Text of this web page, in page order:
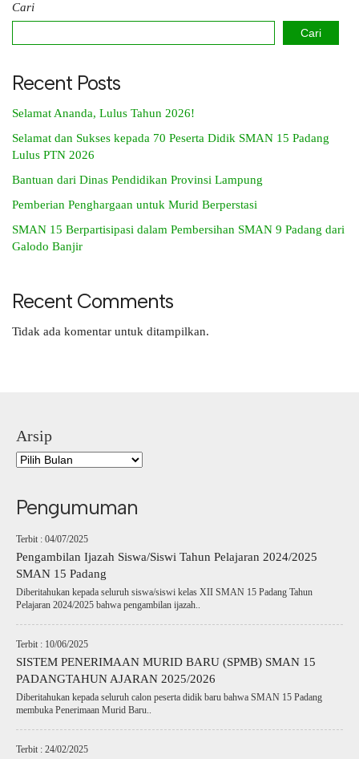
Cari
Cari
Recent Posts
Selamat Ananda, Lulus Tahun 2026!
Selamat dan Sukses kepada 70 Peserta Didik SMAN 15 Padang
Lulus PTN 2026
Bantuan dari Dinas Pendidikan Provinsi Lampung
Pemberian Penghargaan untuk Murid Berperstasi
SMAN 15 Berpartisipasi dalam Pembersihan SMAN 9 Padang dari
Galodo Banjir
Recent Comments
Tidak ada komentar untuk ditampilkan.
Arsip
Pengumuman
Terbit : 04/07/2025
Pengambilan Ijazah Siswa/Siswi Tahun Pelajaran 2024/2025
SMAN 15 Padang
Diberitahukan kepada seluruh siswa/siswi kelas XII SMAN 15 Padang Tahun
Pelajaran 2024/2025 bahwa pengambilan ijazah..
Terbit : 10/06/2025
SISTEM PENERIMAAN MURID BARU (SPMB) SMAN 15
PADANGTAHUN AJARAN 2025/2026
Diberitahukan kepada seluruh calon peserta didik baru bahwa SMAN 15 Padang
membuka Penerimaan Murid Baru..
Terbit : 24/02/2025